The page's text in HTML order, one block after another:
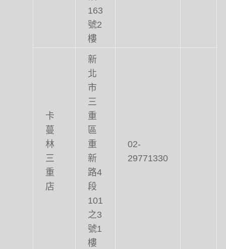
163
號2
樓
卡
蔓
林
三
重
店
新
北
市
三
重
區
重
新
路4
段
101
之3
號1
樓
02-
29771330